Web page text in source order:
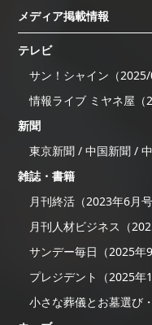
メディア掲載情報
テレビ
サン！シャイン（2025/
情報ライブ ミヤネ屋（
新聞
東京新聞 / 中国新聞 /
雑誌・書籍
月刊終活（2023年6月号
月刊人材ビジネス（
サンデー毎日（2025年9
プレジデント（2025年
小さな葬儀とお墓選び